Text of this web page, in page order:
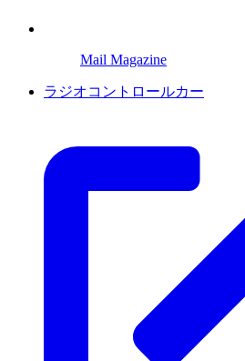
Mail Magazine
ラジオコントロールカー